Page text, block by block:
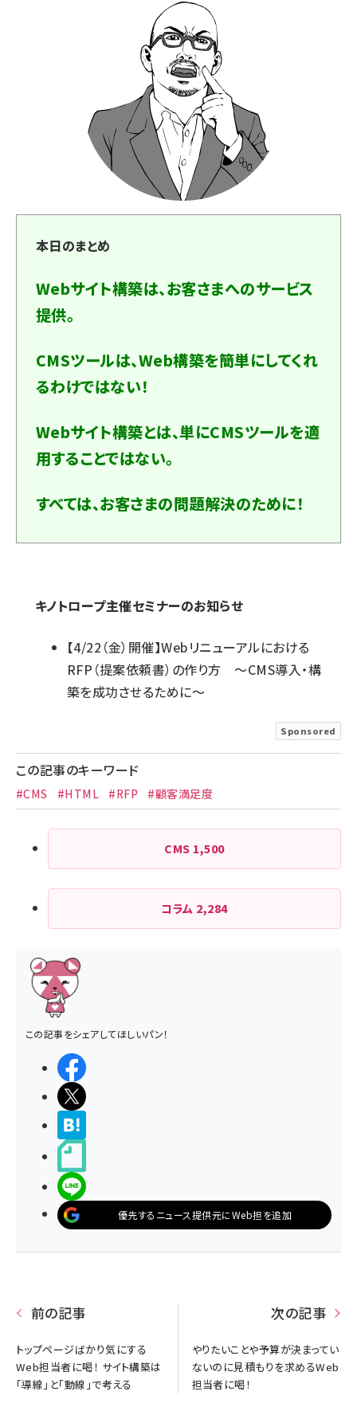
本日のまとめ
Webサイト構築は、お客さまへのサービス
提供。
CMSツールは、Web構築を簡単にしてくれ
るわけではない！
Webサイト構築とは、単にCMSツールを適
用することではない。
すべては、お客さまの問題解決のために！
キノトロープ主催セミナーのお知らせ
【4/22（金）開催】Webリニューアルにおける
RFP（提案依頼書）の作り方 ～CMS導入・構
築を成功させるために～
Sponsored
この記事のキーワード
#CMS #HTML #RFP #顧客満足度
CMS 1,500
コラム 2,284
この記事をシェアしてほしいパン！
優先するニュース提供元にWeb担を追加
前の記事
トップページばかり気にする
Web担当者に喝！ サイト構築は
「導線」と「動線」で考える
次の記事
やりたいことや予算が決まってい
ないのに見積もりを求めるWeb
担当者に喝！